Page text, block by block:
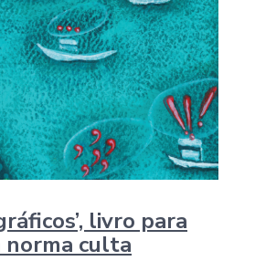
livro para
norma culta